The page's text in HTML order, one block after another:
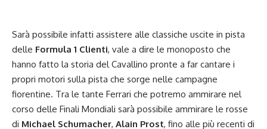
Sarà possibile infatti assistere alle classiche uscite in pista
delle Formula 1 Clienti, vale a dire le monoposto che
hanno fatto la storia del Cavallino pronte a far cantare i
propri motori sulla pista che sorge nelle campagne
fiorentine. Tra le tante Ferrari che potremo ammirare nel
corso delle Finali Mondiali sarà possibile ammirare le rosse
di Michael Schumacher, Alain Prost, fino alle più recenti di